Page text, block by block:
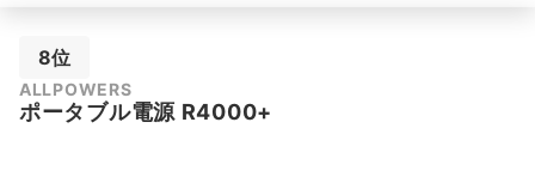
8位
ALLPOWERS
ポータブル電源 R4000+